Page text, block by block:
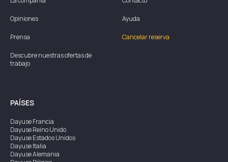
Opiniones
Prensa
Descubre nuestras ofertas de
trabajo
Ayuda
Cancelar reserva
PAÍSES
DayuseFrancia
DayuseReino Unido
DayuseEstados Unidos
DayuseItalia
DayuseAlemania